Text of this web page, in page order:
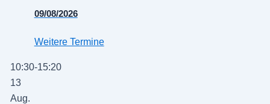
09/08/2026
Weitere Termine
10:30-15:20
13
Aug.